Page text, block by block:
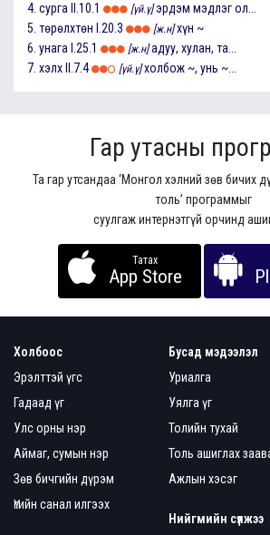
4. сурга II.10.1 [үй.ү] эрдэм мэдлэг ол...
5. төрөлхтөн I.20.3 [ж.н] хүн ~
6. унага I.25.1 [ж.н] адуу, хулан, та...
7. хэлх II.7.4 [үй.ү] холбож ~, унь ~...
Гар утасны
Та гар утсандаа ‘Монгол хэлний зөв бичих
толь’ программыг
суулгаж интернэтгүй орчинд
Татах
App Store
Холбоос
Эрэлттэй үгс
Гадаад үг
Улс орны нэр
Аймаг, сумын нэр
Зөв бичгийн дүрэм
Үгийн санал илгээх
Бусад мэдээлэл
Уриалга
Уялга үг
Толийн тухай
Толь ашиглах
Ажлын хэсэг
Нийгмийн сүлжээ